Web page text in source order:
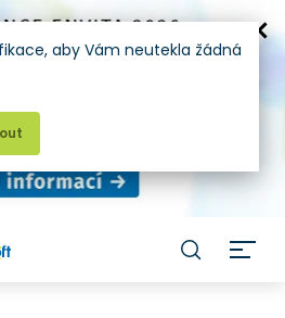
aby Vám neutekla žádná